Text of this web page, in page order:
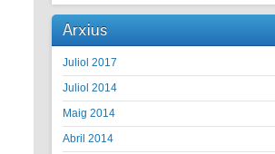
Arxius
Juliol 2017
Juliol 2014
Maig 2014
Abril 2014